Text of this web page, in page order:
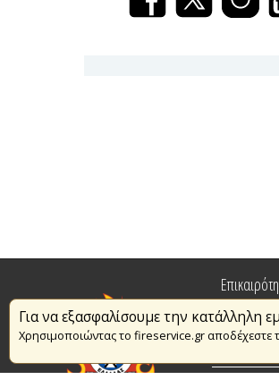
Για να εξασφαλίσουμε την κατάλληλη
Χρησιμοποιώντας το fireservice.gr αποδέχεστε